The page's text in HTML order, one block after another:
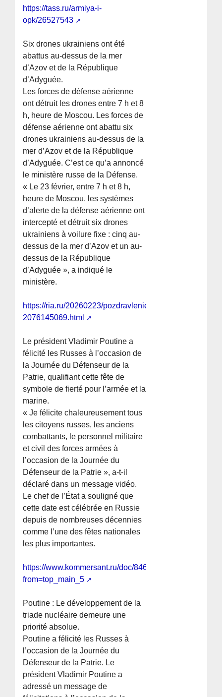
https://tass.ru/armiya-i-
opk/26527543
Six drones ukrainiens ont été
abattus au-dessus de la mer
d’Azov et de la République
d’Adyguée.
Les forces de défense aérienne
ont détruit les drones entre 7 h et 8
h, heure de Moscou. Les forces de
défense aérienne ont abattu six
drones ukrainiens au-dessus de la
mer d’Azov et de la République
d’Adyguée. C’est ce qu’a annoncé
le ministère russe de la Défense.
« Le 23 février, entre 7 h et 8 h,
heure de Moscou, les systèmes
d’alerte de la défense aérienne ont
intercepté et détruit six drones
ukrainiens à voilure fixe : cinq au-
dessus de la mer d’Azov et un au-
dessus de la République
d’Adyguée », a indiqué le
ministère.
https://ria.ru/20260223/pozdravlenie-
2076145069.html
Le président Vladimir Poutine a
félicité les Russes à l’occasion de
la Journée du Défenseur de la
Patrie, qualifiant cette fête de
symbole de fierté pour l’armée et la
marine.
« Je félicite chaleureusement tous
les citoyens russes, les anciens
combattants, le personnel militaire
et civil des forces armées à
l’occasion de la Journée du
Défenseur de la Patrie », a-t-il
déclaré dans un message vidéo.
Le chef de l’État a souligné que
cette date est célébrée en Russie
depuis de nombreuses décennies
comme l’une des fêtes nationales
les plus importantes.
https://www.kommersant.ru/doc/8460573?
from=top_main_5
Poutine : Le développement de la
triade nucléaire demeure une
priorité absolue.
Poutine a félicité les Russes à
l’occasion de la Journée du
Défenseur de la Patrie. Le
président Vladimir Poutine a
adressé un message de